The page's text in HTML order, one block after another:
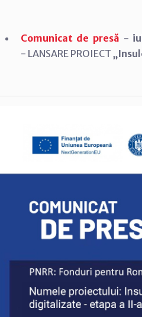
Comunicat de presă -
- LANSARE PROIECT